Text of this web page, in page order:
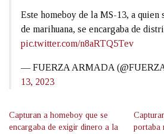
Este homeboy de la MS-13, a quien
de marihuana, se encargaba de
pic.twitter.com/n8aRTQ5Tev
— FUERZA ARMADA
13, 2023
Capturan a homeboy que se
encargaba de exigir dinero a la
portaba